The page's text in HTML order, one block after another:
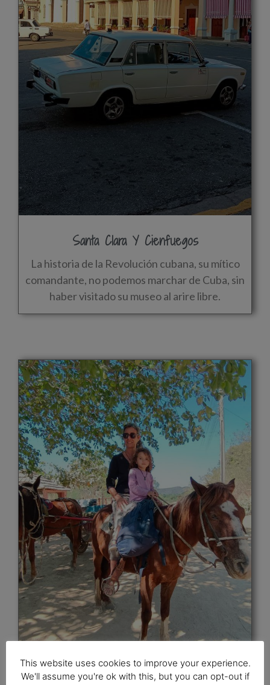
Santa Clara Y Cienfuegos
La historia de la Revolución cubana, su mítico
comandante, no podemos marchar de Cuba, sin
haber visitado su museo al arire libre.
This website uses cookies to improve your experience.
We'll assume you're ok with this, but you can opt-out if